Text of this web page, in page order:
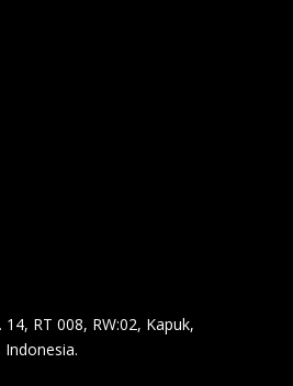
14, RT 008, RW:02, Kapuk,
Indonesia.